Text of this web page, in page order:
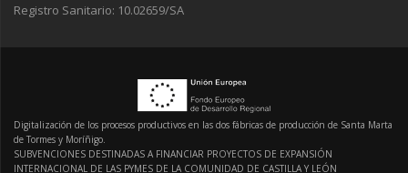
Registro Sanitario: 10.02659/SA
Digitalización de los procesos productivos en las dos fábricas de producción de Santa Marta
de Tormes y Moríñigo.
SUBVENCIONES DESTINADAS A FINANCIAR PROYECTOS DE EXPANSIÓN
INTERNACIONAL DE LAS PYMES DE LA COMUNIDAD DE CASTILLA Y LEÓN